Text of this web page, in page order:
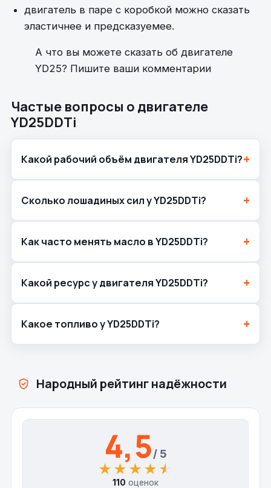
двигатель в паре с коробкой можно сказать
эластичнее и предсказуемее.
А что вы можете сказать об двигателе
YD25? Пишите ваши комментарии
Частые вопросы о двигателе
YD25DDTi
Какой рабочий объём двигателя YD25DDTi?
Сколько лошадиных сил у YD25DDTi?
Как часто менять масло в YD25DDTi?
Какой ресурс у двигателя YD25DDTi?
Какое топливо у YD25DDTi?
Народный рейтинг надёжности
4,5/ 5
★★★★★
★★★★★
110 оценок